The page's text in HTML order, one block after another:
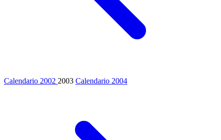
Calendario 2002 2003 Calendario 2004